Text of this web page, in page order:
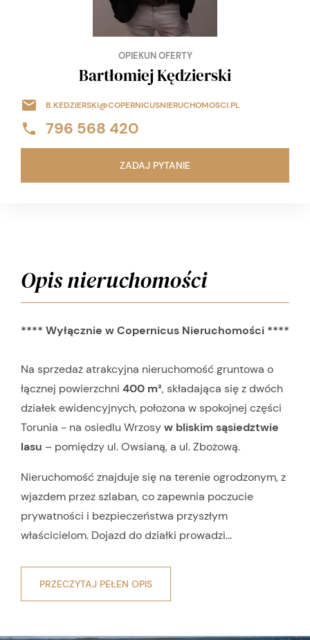
OPIEKUN OFERTY
Bartłomiej Kędzierski
B.KEDZIERSKI@COPERNICUSNIERUCHOMOSCI.PL
796 568 420
ZADAJ PYTANIE
Opis nieruchomości
**** Wyłącznie w Copernicus Nieruchomości ****
Na sprzedaż atrakcyjna nieruchomość gruntowa o
łącznej powierzchni 400 m², składająca się z dwóch
działek ewidencyjnych, położona w spokojnej części
Torunia - na osiedlu Wrzosyw bliskim sąsiedztwie
lasu – pomiędzy ul. Owsianą, a ul. Zbożową.
Nieruchomość znajduje się na terenie ogrodzonym, z
wjazdem przez szlaban, co zapewnia poczucie
prywatności i bezpieczeństwa przyszłym
właścicielom. Dojazd do działki prowadzi...
PRZECZYTAJ PEŁEN OPIS